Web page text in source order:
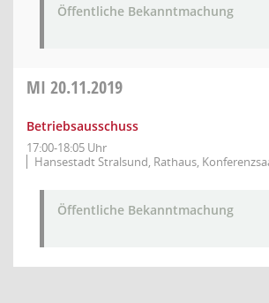
Öffentliche Bekanntmachung
MI 20.11.2019
Betriebsausschuss
17:00-18:05 Uhr
Hansestadt Stralsund, Rathaus,
Öffentliche Bekanntmachung